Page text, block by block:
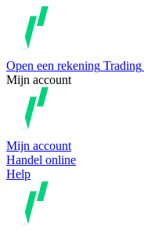
Open een rekening Trading
Mijn account
Mijn account
Handel online
Help